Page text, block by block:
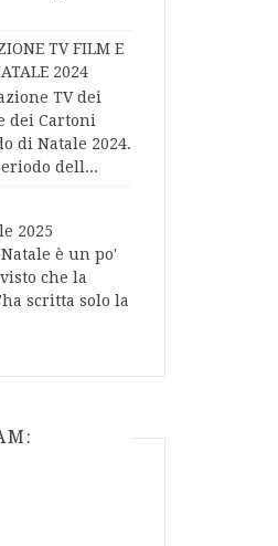
TV FILM E
2024
TV dei
dei Cartoni
di Natale 2024.
dell...
2025
è un po'
che la
scritta solo la